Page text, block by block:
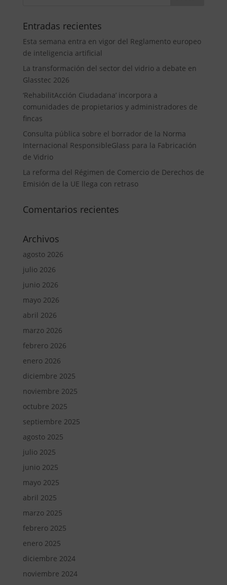
Entradas recientes
Esta semana entra en vigor del Reglamento europeo
de inteligencia artificial
La transformación del sector del vidrio a debate en
Glasstec 2026
‘RehabilitAcción Ciudadana’ incorpora a
comunidades de propietarios y administradores de
fincas
Consulta pública sobre el borrador de la Norma
Internacional ResponsibleGlass para la Fabricación
de Vidrio
La reforma del Régimen de Comercio de Derechos de
Emisión de la UE llega con retraso
Comentarios recientes
Archivos
agosto 2026
julio 2026
junio 2026
mayo 2026
abril 2026
marzo 2026
febrero 2026
enero 2026
diciembre 2025
noviembre 2025
octubre 2025
septiembre 2025
agosto 2025
julio 2025
junio 2025
mayo 2025
abril 2025
marzo 2025
febrero 2025
enero 2025
diciembre 2024
noviembre 2024